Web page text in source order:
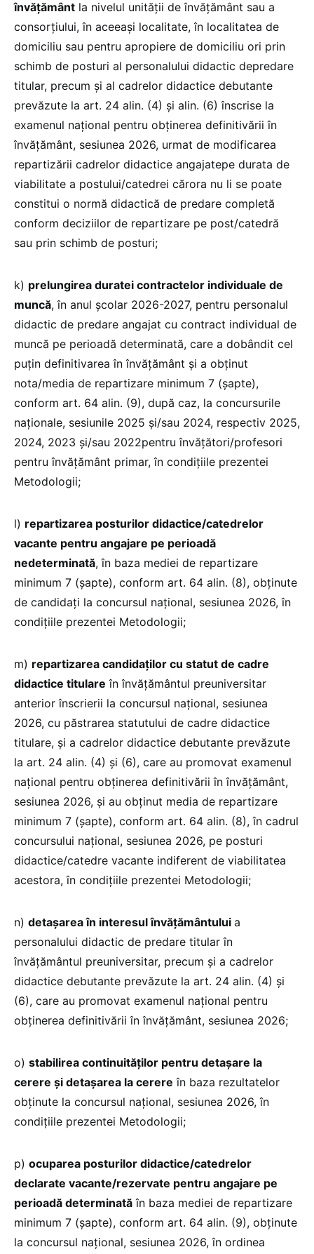
învățământ la nivelul unităţii de învăţământ sau a
consorţiului, în aceeaşi localitate, în localitatea de
domiciliu sau pentru apropiere de domiciliu ori prin
schimb de posturi al personalului didactic depredare
titular, precum și al cadrelor didactice debutante
prevăzute la art. 24 alin. (4) și alin. (6) înscrise la
examenul național pentru obținerea definitivării în
învățământ, sesiunea 2026, urmat de modificarea
repartizării cadrelor didactice angajatepe durata de
viabilitate a postului/catedrei cărora nu li se poate
constitui o normă didactică de predare completă
conform deciziilor de repartizare pe post/catedră
sau prin schimb de posturi;
k) prelungirea duratei contractelor individuale de
muncă, în anul şcolar 2026-2027, pentru personalul
didactic de predare angajat cu contract individual de
muncă pe perioadă determinată, care a dobândit cel
puţin definitivarea în învățământ şi a obţinut
nota/media de repartizare minimum 7 (şapte),
conform art. 64 alin. (9), după caz, la concursurile
naţionale, sesiunile 2025 şi/sau 2024, respectiv 2025,
2024, 2023 şi/sau 2022pentru învăţători/profesori
pentru învățământ primar, în condiţiile prezentei
Metodologii;
l) repartizarea posturilor didactice/catedrelor
vacante pentru angajare pe perioadă
nedeterminată, în baza mediei de repartizare
minimum 7 (șapte), conform art. 64 alin. (8), obţinute
de candidaţi la concursul naţional, sesiunea 2026, în
condiţiile prezentei Metodologii;
m) repartizarea candidaților cu statut de cadre
didactice titulare în învățământul preuniversitar
anterior înscrierii la concursul național, sesiunea
2026, cu păstrarea statutului de cadre didactice
titulare, și a cadrelor didactice debutante prevăzute
la art. 24 alin. (4) și (6), care au promovat examenul
național pentru obținerea definitivării în învățământ,
sesiunea 2026, și au obținut media de repartizare
minimum 7 (șapte), conform art. 64 alin. (8), în cadrul
concursului național, sesiunea 2026, pe posturi
didactice/catedre vacante indiferent de viabilitatea
acestora, în condițiile prezentei Metodologii;
n) detaşarea în interesul învățământului a
personalului didactic de predare titular în
învățământul preuniversitar, precum şi a cadrelor
didactice debutante prevăzute la art. 24 alin. (4) şi
(6), care au promovat examenul național pentru
obținerea definitivării în învățământ, sesiunea 2026;
o) stabilirea continuităților pentru detaşare la
cerere şi detașarea la cerere în baza rezultatelor
obținute la concursul național, sesiunea 2026, în
condiţiile prezentei Metodologii;
p) ocuparea posturilor didactice/catedrelor
declarate vacante/rezervate pentru angajare pe
perioadă determinată în baza mediei de repartizare
minimum 7 (şapte), conform art. 64 alin. (9), obţinute
la concursul naţional, sesiunea 2026, în ordinea